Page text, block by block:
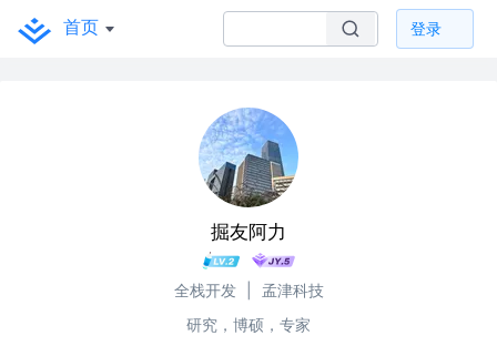
首页 登录
掘友阿力
全栈开发
孟津科技
研究，博硕，专家